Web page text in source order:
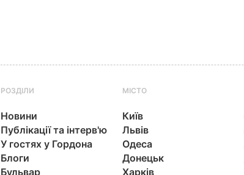
РОЗДІЛИ
Новини
Публікації та інтерв'ю
У гостях у Гордона
Блоги
Бульвар
МІСТО
Київ
Львів
Одеса
Донецьк
Харків